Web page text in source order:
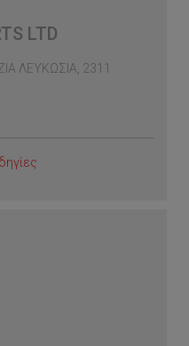
LTD
ΛΕΥΚΩΣΙΑ, 2311